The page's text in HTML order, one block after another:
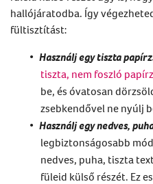
hallójáratodba. Így
fültisztítást:
Használj egy tiszta
tiszta, nem foszló
be, és óvatosan
zsebkendővel ne nyúlj
Használj egy nedves,
legbiztonságosabb
nedves, puha, tiszta
füleid külső részét. Ez